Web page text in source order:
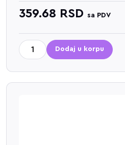
359.68 RSD sa PDV
Dodaj u korpu